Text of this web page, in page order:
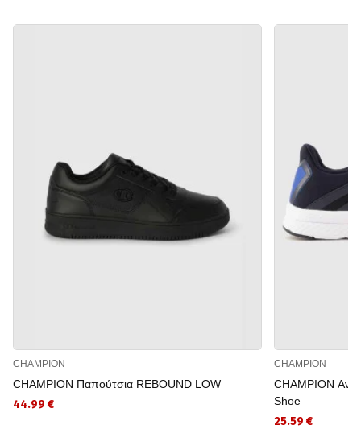
CHAMPION
CHAMPION Παπούτσια REBOUND LOW
44.99 €
CHAMPION
CHAMPION
Shoe
25.59 €